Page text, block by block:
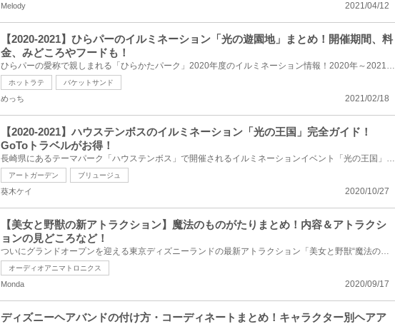
2021/04/12
Melody
【2020‐2021】ひらパーのイルミネーション「光の遊園地」まとめ！開催期間、料
金、みどころやフードも！
ひらパーの愛称で親しまれる「ひらかたパーク」2020年度のイルミネーション情報！2020年～2021年にかけ...
ホットラテ バケットサンド
2021/02/18
めっち
【2020-2021】ハウステンボスのイルミネーション「光の王国」完全ガイド！
GoToトラベルがお得！
長崎県にあるテーマパーク「ハウステンボス」で開催されるイルミネーションイベント「光の王国」完全ガ...
アートガーデン ブリュージュ
2020/10/27
葵木ケイ
【美女と野獣の新アトラクション】魔法のものがたりまとめ！内容＆アトラクシ
ョンの見どころなど！
ついにグランドオープンを迎える東京ディズニーランドの最新アトラクション「美女と野獣“魔法のものがた...
オーディオアニマトロニクス
2020/09/17
Monda
ディズニーヘアバンドの付け方・コーディネートまとめ！キャラクター別ヘアア